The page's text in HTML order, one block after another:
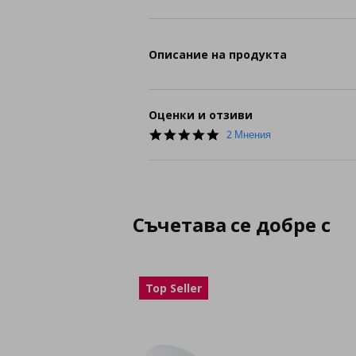
Описание на продукта
Оценки и отзиви
5.0
2 Мнения
Съчетава се добре с
Top Seller